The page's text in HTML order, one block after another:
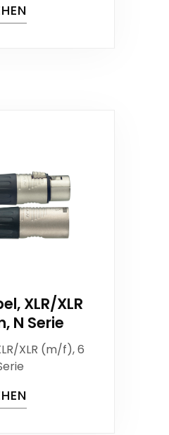
XLR/XLR
N Serie
XLR (m/f), 6